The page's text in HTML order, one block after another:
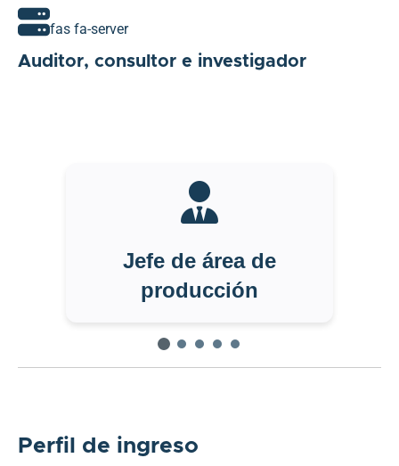
fas fa-server
Auditor, consultor e investigador
Jefe de área de
producción
Perfil de ingreso